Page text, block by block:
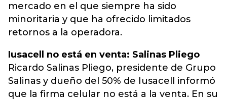
mercado en el que siempre ha sido
minoritaria y que ha ofrecido limitados
retornos a la operadora.
Iusacell no está en venta: Salinas Pliego
Ricardo Salinas Pliego, presidente de Grupo
Salinas y dueño del 50% de Iusacell informó
que la firma celular no está a la venta. En su